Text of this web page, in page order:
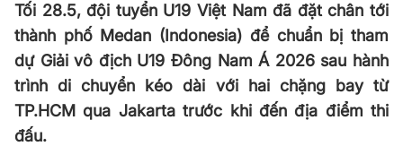
Tối 28.5, đội tuyển U19 Việt Nam đã đặt chân tới
thành phố Medan (Indonesia) để chuẩn bị tham
dự Giải vô địch U19 Đông Nam Á 2026 sau hành
trình di chuyển kéo dài với hai chặng bay từ
TP.HCM qua Jakarta trước khi đến địa điểm thi
đấu.